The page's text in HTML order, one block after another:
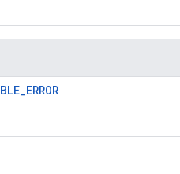
BLE_ERROR